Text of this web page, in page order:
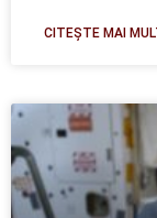
CITEȘTE MAI